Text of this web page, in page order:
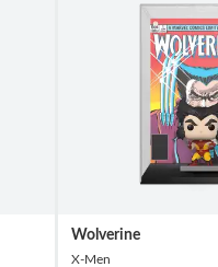
Wolverine
X-Men